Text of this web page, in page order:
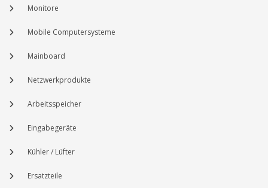
Monitore
Mobile Computersysteme
Mainboard
Netzwerkprodukte
Arbeitsspeicher
Eingabegeräte
Kühler / Lüfter
Ersatzteile